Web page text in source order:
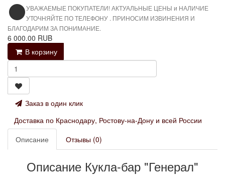
УВАЖАЕМЫЕ ПОКУПАТЕЛИ! АКТУАЛЬНЫЕ ЦЕНЫ и НАЛИЧИЕ
УТОЧНЯЙТЕ ПО ТЕЛЕФОНУ . ПРИНОСИМ ИЗВИНЕНИЯ И
БЛАГОДАРИМ ЗА ПОНИМАНИЕ.
6 000.00 RUB
В корзину
Заказ в один клик
Доставка по Краснодару, Ростову-на-Дону и всей России
Описание
Отзывы (0)
Описание Кукла-бар "Генерал"